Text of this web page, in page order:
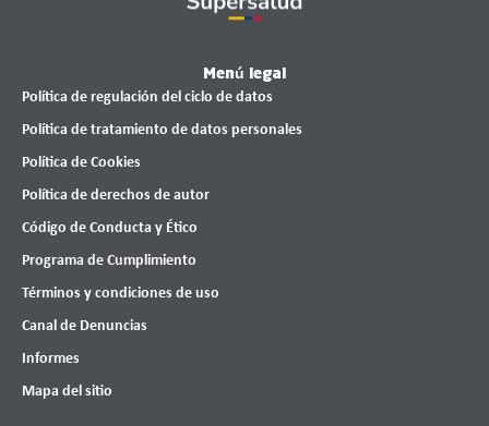
Menú legal
Política de regulación del ciclo de datos
Política de tratamiento de datos personales
Política de Cookies
Política de derechos de autor
Código de Conducta y Ético
Programa de Cumplimiento
Términos y condiciones de uso
Canal de Denuncias
Informes
Mapa del sitio